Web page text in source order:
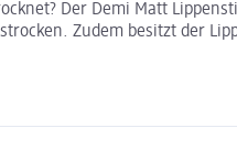
Der Demi Matt
Zudem besitzt der